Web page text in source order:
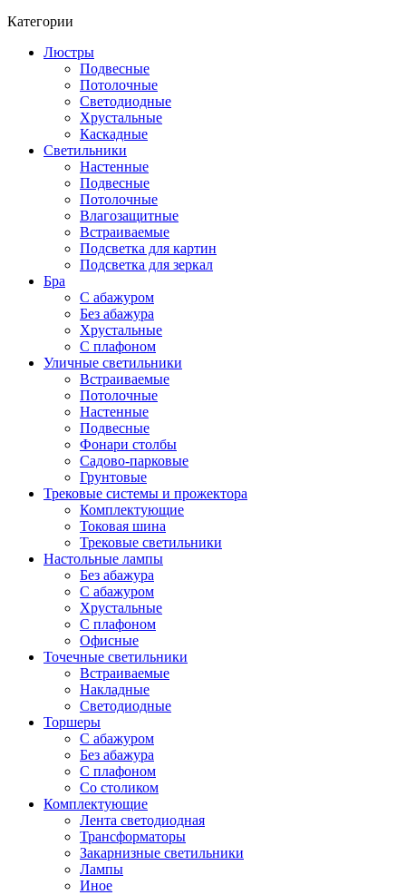
Категории
Люстры
Подвесные
Потолочные
Светодиодные
Хрустальные
Каскадные
Светильники
Настенные
Подвесные
Потолочные
Влагозащитные
Встраиваемые
Подсветка для картин
Подсветка для зеркал
Бра
С абажуром
Без абажура
Хрустальные
С плафоном
Уличные светильники
Встраиваемые
Потолочные
Настенные
Подвесные
Фонари столбы
Садово-парковые
Грунтовые
Трековые системы и прожектора
Комплектующие
Токовая шина
Трековые светильники
Настольные лампы
Без абажура
С абажуром
Хрустальные
С плафоном
Офисные
Точечные светильники
Встраиваемые
Накладные
Светодиодные
Торшеры
С абажуром
Без абажура
С плафоном
Со столиком
Комплектующие
Лента светодиодная
Трансформаторы
Закарнизные светильники
Лампы
Иное